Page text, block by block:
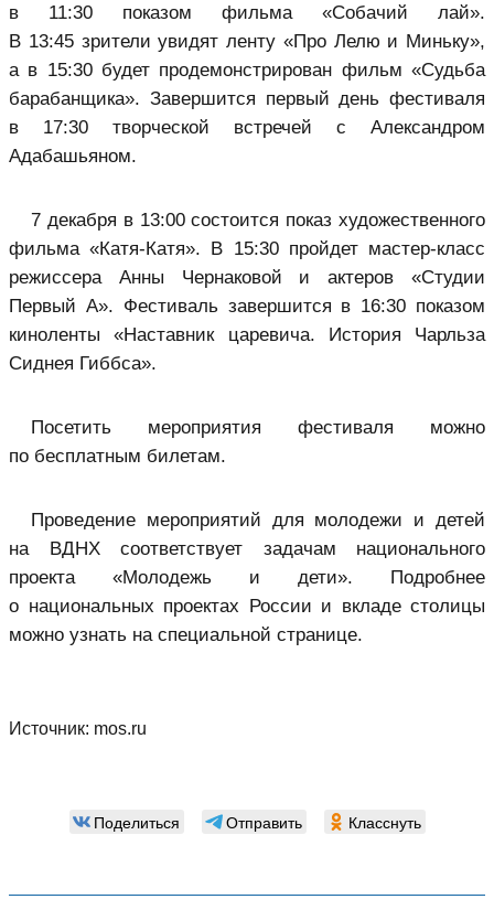
в 11:30 показом фильма «Собачий лай».
В 13:45 зрители увидят ленту «Про Лелю и Миньку»,
а в 15:30 будет продемонстрирован фильм «Судьба
барабанщика». Завершится первый день фестиваля
в 17:30 творческой встречей с Александром
Адабашьяном.
7 декабря в 13:00 состоится показ художественного
фильма «Катя‑Катя». В 15:30 пройдет мастер‑класс
режиссера Анны Чернаковой и актеров «Студии
Первый А». Фестиваль завершится в 16:30 показом
киноленты «Наставник царевича. История Чарльза
Сиднея Гиббса».
Посетить мероприятия фестиваля можно
по бесплатным билетам.
Проведение мероприятий для молодежи и детей
на ВДНХ соответствует задачам национального
проекта «Молодежь и дети». Подробнее
о национальных проектах России и вкладе столицы
можно узнать на специальной странице.
Источник: mos.ru
Поделиться Отправить Класснуть